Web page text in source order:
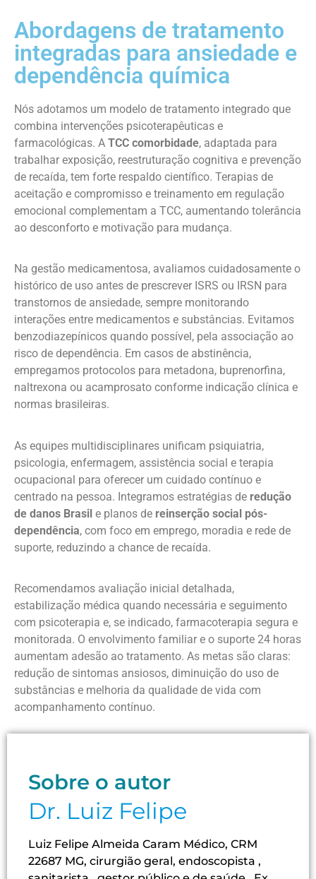
Abordagens de tratamento
integradas para ansiedade e
dependência química
Nós adotamos um modelo de tratamento integrado que
combina intervenções psicoterapêuticas e
farmacológicas. A TCC comorbidade, adaptada para
trabalhar exposição, reestruturação cognitiva e prevenção
de recaída, tem forte respaldo científico. Terapias de
aceitação e compromisso e treinamento em regulação
emocional complementam a TCC, aumentando tolerância
ao desconforto e motivação para mudança.
Na gestão medicamentosa, avaliamos cuidadosamente o
histórico de uso antes de prescrever ISRS ou IRSN para
transtornos de ansiedade, sempre monitorando
interações entre medicamentos e substâncias. Evitamos
benzodiazepínicos quando possível, pela associação ao
risco de dependência. Em casos de abstinência,
empregamos protocolos para metadona, buprenorfina,
naltrexona ou acamprosato conforme indicação clínica e
normas brasileiras.
As equipes multidisciplinares unificam psiquiatria,
psicologia, enfermagem, assistência social e terapia
ocupacional para oferecer um cuidado contínuo e
centrado na pessoa. Integramos estratégias de redução
de danos Brasil e planos de reinserção social pós-
dependência, com foco em emprego, moradia e rede de
suporte, reduzindo a chance de recaída.
Recomendamos avaliação inicial detalhada,
estabilização médica quando necessária e seguimento
com psicoterapia e, se indicado, farmacoterapia segura e
monitorada. O envolvimento familiar e o suporte 24 horas
aumentam adesão ao tratamento. As metas são claras:
redução de sintomas ansiosos, diminuição do uso de
substâncias e melhoria da qualidade de vida com
acompanhamento contínuo.
Sobre o autor
Dr. Luiz Felipe
Luiz Felipe Almeida Caram Médico, CRM
22687 MG, cirurgião geral, endoscopista ,